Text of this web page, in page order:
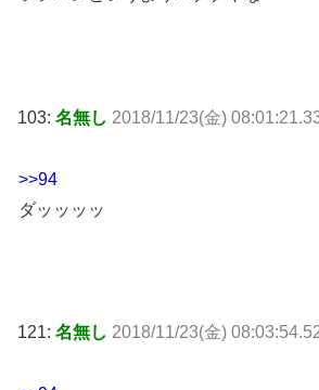
103: 名無し 2018/11/23(金)
>>94
ダッッッッ
121: 名無し 2018/11/23(金)